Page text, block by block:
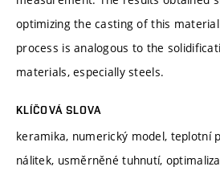
optimizing the casting of this
process is analogous to the
materials, especially steels.
KLÍČOVÁ SLOVA
keramika, numerický model, teplotní
nálitek, usměrněné tuhnutí,